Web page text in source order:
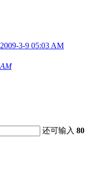
2009-3-9 05:03 AM
还可输入80